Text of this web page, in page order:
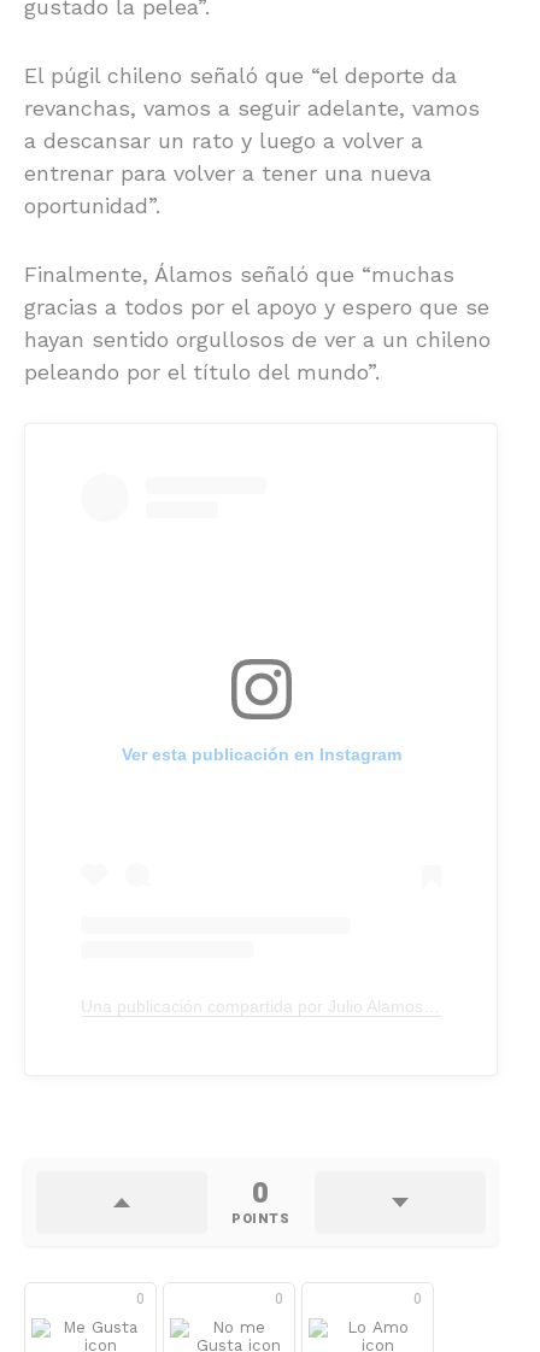
gustado la pelea”.
El púgil chileno señaló que “el deporte da
revanchas, vamos a seguir adelante, vamos
a descansar un rato y luego a volver a
entrenar para volver a tener una nueva
oportunidad”.
Finalmente, Álamos señaló que “muchas
gracias a todos por el apoyo y espero que se
hayan sentido orgullosos de ver a un chileno
peleando por el título del mundo”.
Ver esta publicación en Instagram
Una publicación compartida por Julio Alamos (@julio_alamos)
0
POINTS
0 0 0